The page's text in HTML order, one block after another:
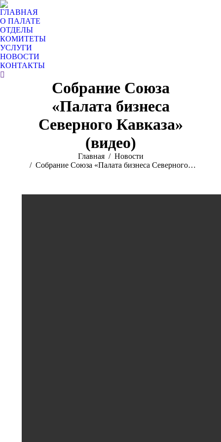
ГЛАВНАЯ
О ПАЛАТЕ
ОТДЕЛЫ
КОМИТЕТЫ
УСЛУГИ
НОВОСТИ
КОНТАКТЫ
Поиск:
Собрание Союза
«Палата бизнеса
Северного Кавказа»
(видео)
Главная
Новости
Собрание Союза «Палата бизнеса Северного…